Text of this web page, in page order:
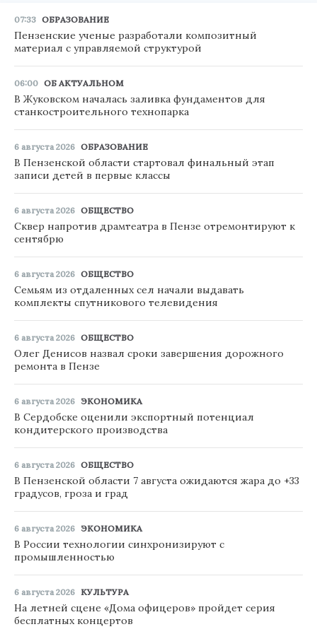
07:33 ОБРАЗОВАНИЕ
Пензенские ученые разработали композитный
материал с управляемой структурой
06:00 ОБ АКТУАЛЬНОМ
В Жуковском началась заливка фундаментов для
станкостроительного технопарка
6 августа 2026 ОБРАЗОВАНИЕ
В Пензенской области стартовал финальный этап
записи детей в первые классы
6 августа 2026 ОБЩЕСТВО
Сквер напротив драмтеатра в Пензе отремонтируют к
сентябрю
6 августа 2026 ОБЩЕСТВО
Семьям из отдаленных сел начали выдавать
комплекты спутникового телевидения
6 августа 2026 ОБЩЕСТВО
Олег Денисов назвал сроки завершения дорожного
ремонта в Пензе
6 августа 2026 ЭКОНОМИКА
В Сердобске оценили экспортный потенциал
кондитерского производства
6 августа 2026 ОБЩЕСТВО
В Пензенской области 7 августа ожидаются жара до +33
градусов, гроза и град
6 августа 2026 ЭКОНОМИКА
В России технологии синхронизируют с
промышленностью
6 августа 2026 КУЛЬТУРА
На летней сцене «Дома офицеров» пройдет серия
бесплатных концертов